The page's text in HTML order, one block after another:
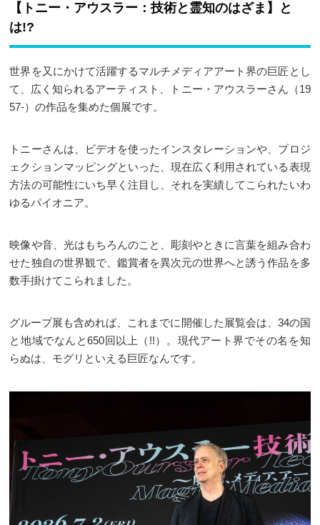
【トニー・アウスラー：技術と霊知のはざま】と
は!?
世界を又にかけて活躍するマルチメディアアート界の巨匠とし
て、広く知られるアーティスト、トニー・アウスラーさん（19
57-）の作品を集めた個展です。
トニーさんは、ビデオを使ったインスタレーションや、プロジ
ェクションマッピングといった、現在広く利用されている表現
方法の可能性にいち早く注目し、それを実績してこられたいわ
ゆるパイオニア。
映像や音、光はもちろんのこと、彫刻やときに言葉を組み合わ
せた独自の世界観で、鑑賞者を異次元の世界へと誘う作品を多
数手掛けてこられました。
グループ展も含めれば、これまでに開催した展覧会は、34の国
と地域でなんと650回以上（!!）。現代アート界でその名を知
らぬは、モグリといえる巨匠なんです。